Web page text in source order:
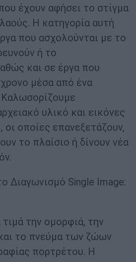
έχουν αφήσει το στίγμα
Η κατηγορία αυτή
που ασχολούνται με το
ή το
και σε έργα που
μέσα από ένα
Καλωσορίζουμε
υλικό και εικόνες
οι οποίες επανεξετάζουν,
το πλαίσιο ή δίνουν νέα
Διαγωνισμό Single Image:
την ομορφιά, την
το πνεύμα των ζώων
πορτρέτου. Η